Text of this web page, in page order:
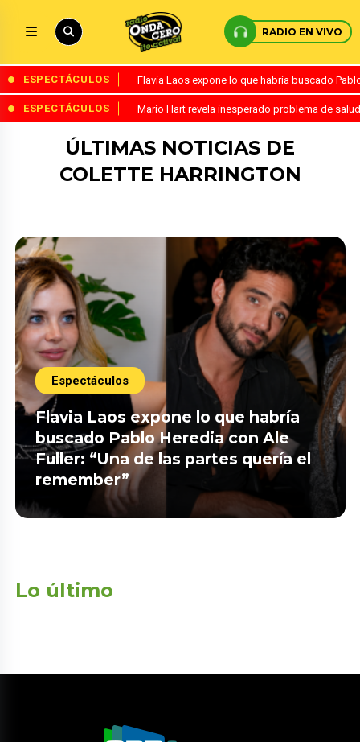
RADIO EN VIVO
ESPECTÁCULOS Flavia Laos expone lo que habría buscado
ESPECTÁCULOS Mario Hart revela inesperado problema de
ÚLTIMAS NOTICIAS DE
COLETTE HARRINGTON
Espectáculos
Flavia Laos expone lo que habría
buscado Pablo Heredia con Ale
Fuller: “Una de las partes quería el
remember”
Lo último